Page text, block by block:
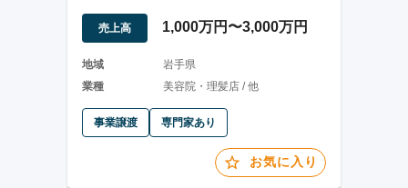
売上高 1,000万円〜3,000万円
地域
岩手県
業種
美容院・理髪店 / 他
事業譲渡 専門家あり
お気に入り